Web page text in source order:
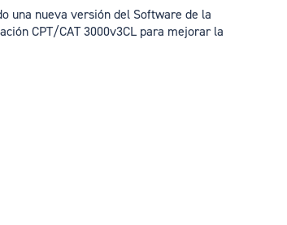
una nueva versión del Software de la
CPT/CAT 3000v3CL para mejorar la